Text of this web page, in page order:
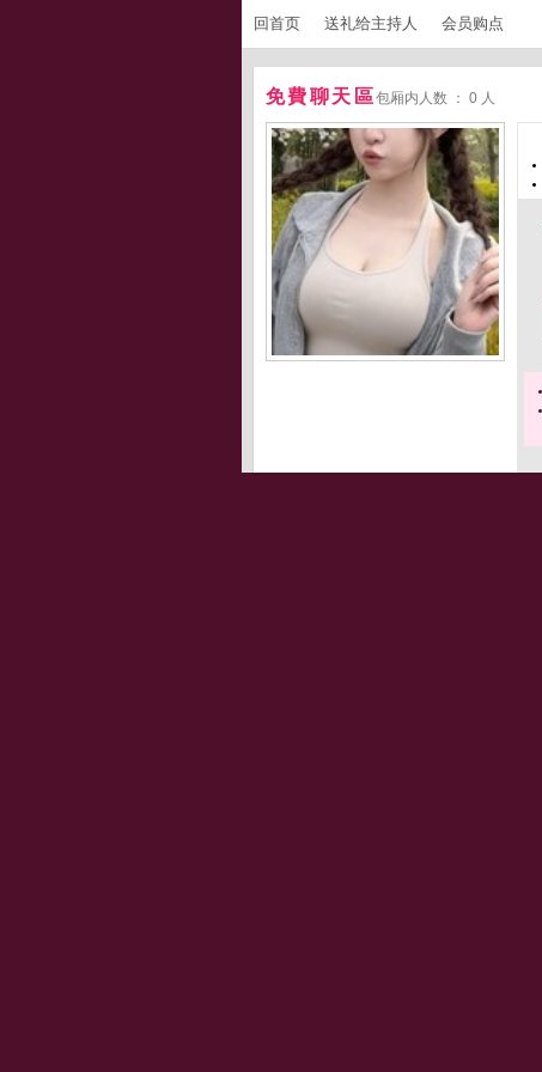
回首页 送礼给主持人 会员购点
免費聊天區包厢内人数 ： 0 人